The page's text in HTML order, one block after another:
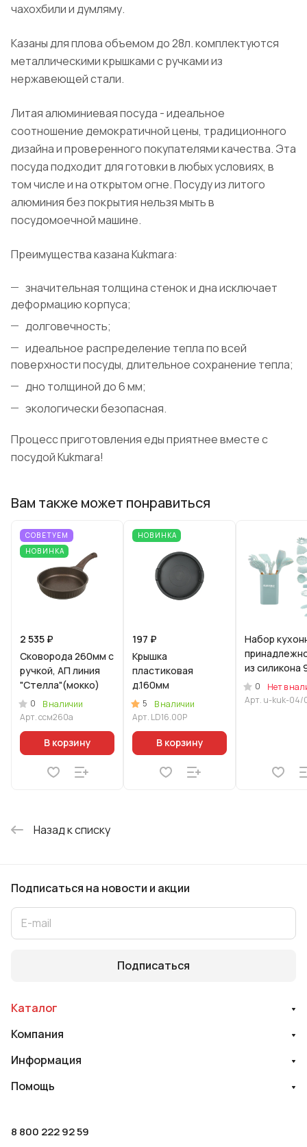
чахохбили и думляму.
Казаны для плова объемом до 28л. комплектуются
металлическими крышками с ручками из
нержавеющей стали.
Литая алюминиевая посуда - идеальное
соотношение демократичной цены, традиционного
дизайна и проверенного покупателями качества. Эта
посуда подходит для готовки в любых условиях, в
том числе и на открытом огне. Посуду из литого
алюминия без покрытия нельзя мыть в
посудомоечной машине.
Преимущества казана Kukmara:
значительная толщина стенок и дна исключает
деформацию корпуса;
долговечность;
идеальное распределение тепла по всей
поверхности посуды, длительное сохранение тепла;
дно толщиной до 6 мм;
экологически безопасная.
Процесс приготовления еды приятнее вместе с
посудой Kukmara!
Вам также может понравиться
СОВЕТУЕМ
НОВИНКА
2 535 ₽
Сковорода 260мм с
ручкой, АП линия
"Стелла"(мокко)
0
В наличии
Арт.ссм260а
В корзину
НОВИНКА
197 ₽
Крышка
пластиковая
д.160мм
5
В наличии
Арт. LD16.00P
В корзину
Набор
из силикона
предметов
Зеленый
0
Нет в
Арт. u-kuk-04/
Назад к списку
Подписаться на новости и акции
Подписаться
Каталог
Компания
Информация
Помощь
8 800 222 92 59